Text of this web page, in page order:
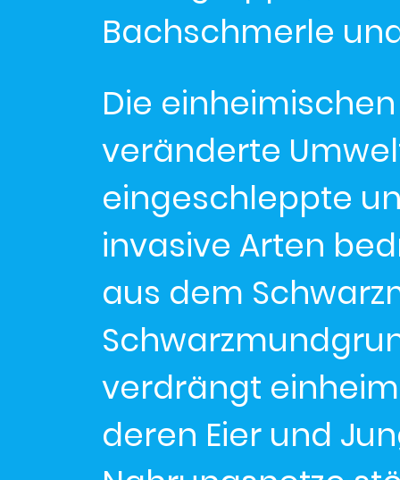
Bachschmerle
Die
veränderte
eingeschleppte
invasive Arten
aus dem
verdrängt
deren Eier und